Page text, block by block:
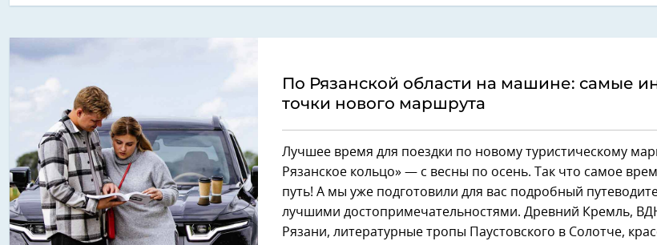
По Рязанской области на машине: самые
точки нового маршрута
Лучшее время для поездки по новому туристическому
Рязанское кольцо» — с весны по осень. Так что самое
путь! А мы уже подготовили для вас подробный
лучшими достопримечательностями. Древний Кремль,
Рязани, литературные тропы Паустовского в Солотче,